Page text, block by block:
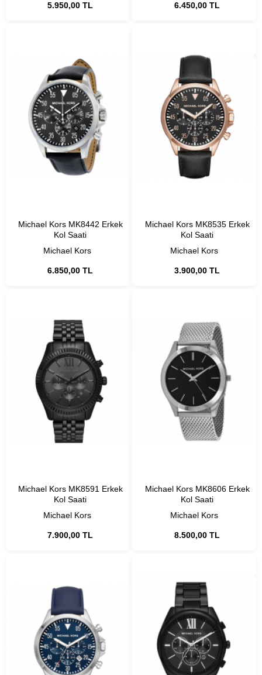
5.950,00 TL 6.450,00 TL
Michael Kors
Michael Kors MK8442 Erkek
Kol Saati
6.850,00 TL
Michael Kors
Michael Kors MK8535 Erkek
Kol Saati
3.900,00 TL
Michael Kors
Michael Kors MK8591 Erkek
Kol Saati
7.900,00 TL
Michael Kors
Michael Kors MK8606 Erkek
Kol Saati
8.500,00 TL